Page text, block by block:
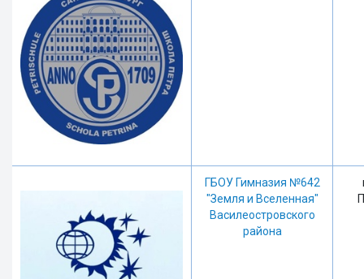
ГБОУ Гимназия №642
"Земля и Вселенная"
Василеостровского
района